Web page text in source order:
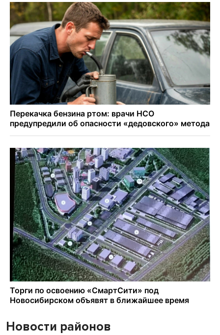
Новости районов